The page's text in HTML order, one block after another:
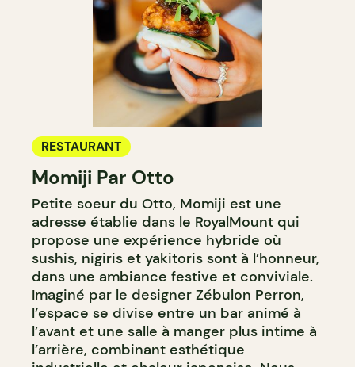
RESTAURANT
Momiji Par Otto
Petite soeur du Otto, Momiji est une
adresse établie dans le RoyalMount qui
propose une expérience hybride où
sushis, nigiris et yakitoris sont à l’honneur,
dans une ambiance festive et conviviale.
Imaginé par le designer Zébulon Perron,
l’espace se divise entre un bar animé à
l’avant et une salle à manger plus intime à
l’arrière, combinant esthétique